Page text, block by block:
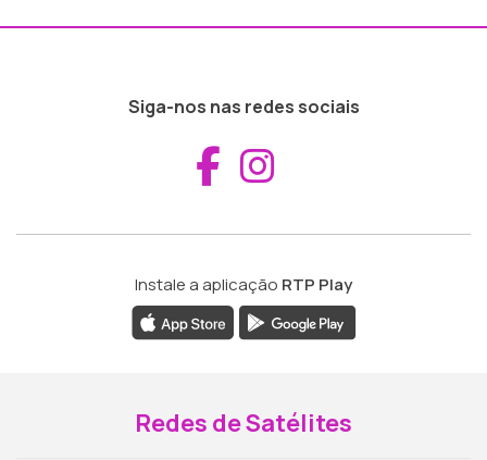
Siga-nos nas redes sociais
Aceder ao
Instale a aplicação RTP Play
Redes de Satélites